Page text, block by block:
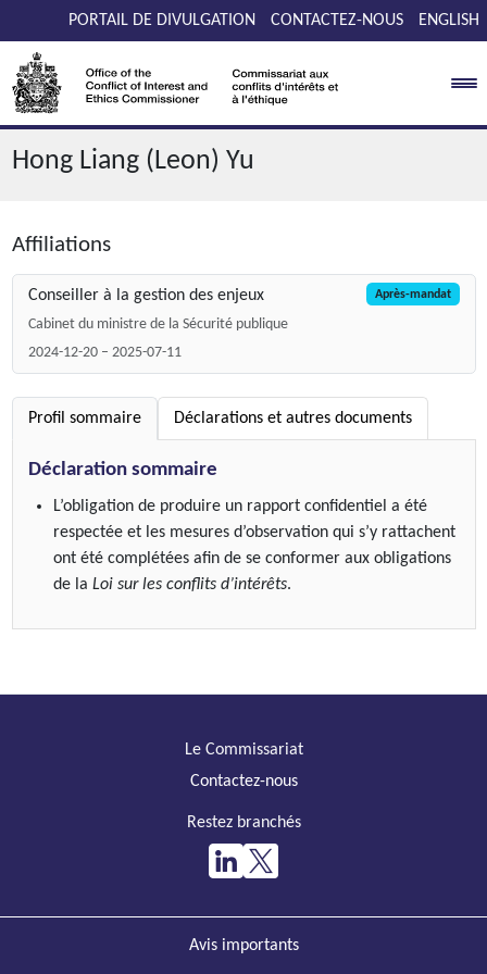
Passer au contenuPORTAIL DE DIVULGATION CONTACTEZ-NOUS ENGLISH
Hong Liang (Leon) Yu
Affiliations
Conseiller à la gestion des enjeux Après-mandat
Cabinet du ministre de la Sécurité publique
2024-12-20 – 2025-07-11
Profil sommaire Déclarations et autres documents
Déclaration sommaire
L’obligation de produire un rapport confidentiel a été
respectée et les mesures d’observation qui s’y rattachent
ont été complétées afin de se conformer aux obligations
de laLoi sur les conflits d’intérêts.
Le Commissariat
Contactez-nous
Restez branchés
Avis importants